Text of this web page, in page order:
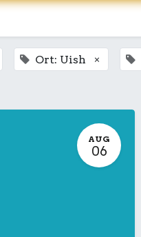
Ort: Uish ×
AUG
06